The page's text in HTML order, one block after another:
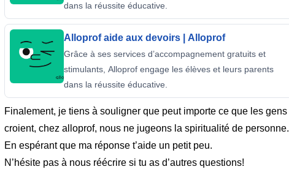
dans la réussite éducative.
Alloprof aide aux devoirs | Alloprof
Grâce à ses services d’accompagnement gratuits et
stimulants, Alloprof engage les élèves et leurs parents
dans la réussite éducative.
Finalement, je tiens à souligner que peut importe ce que les gens
croient, chez alloprof, nous ne jugeons la spiritualité de
En espérant que ma réponse t’aide un petit peu.
N’hésite pas à nous réécrire si tu as d’autres questions!